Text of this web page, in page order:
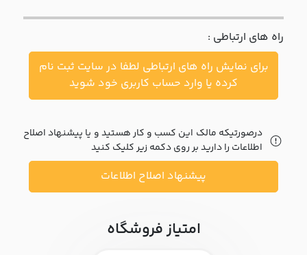
اخبار
پرسش
متداول
خواست
راه های ارتباطی :
برای نمایش راه های ارتباطی لطفا در سایت ثبت نام
کرده یا وارد حساب کاربری خود شوید
درصورتیکه مالک این کسب و کار هستید و یا پیشنهاد اصلاح
اطلاعات را دارید بر روی دکمه زیر کلیک کنید
پیشنهاد اصلاح اطلاعات
امتیاز فروشگاه